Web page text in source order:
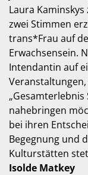
Laura
zwei Stimmen
trans*Frau auf
Erwachsensein.
Intendantin auf
Veranstaltungen,
nahebringen
bei ihren
Begegnung und
Kulturstätten
Isolde Matkey